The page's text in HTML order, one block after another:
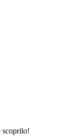
scoprilo!